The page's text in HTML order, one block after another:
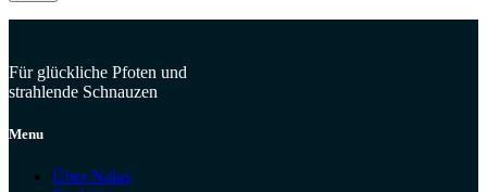
Für glückliche Pfoten und
strahlende Schnauzen
Menu
Über Nalas